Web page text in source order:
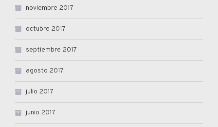
noviembre 2017
octubre 2017
septiembre 2017
agosto 2017
julio 2017
junio 2017